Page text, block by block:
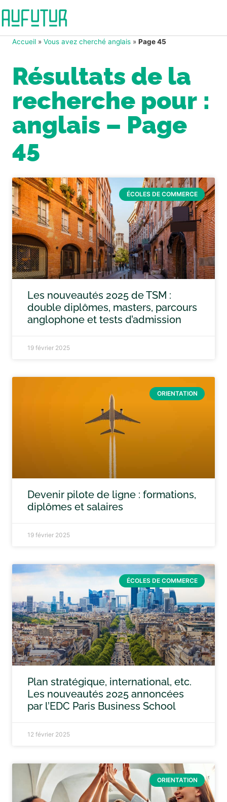
Accueil » Vous avez cherché anglais » Page 45
Résultats de la
recherche pour :
anglais – Page
45
ÉCOLES DE COMMERCE
Les nouveautés 2025 de TSM :
double diplômes, masters, parcours
anglophone et tests d’admission
19 février 2025
ORIENTATION
Devenir pilote de ligne : formations,
diplômes et salaires
19 février 2025
ÉCOLES DE COMMERCE
Plan stratégique, international, etc.
Les nouveautés 2025 annoncées
par l’EDC Paris Business School
12 février 2025
ORIENTATION